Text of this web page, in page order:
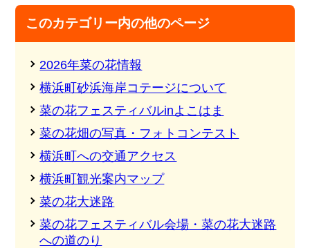
このカテゴリー内の他のページ
2026年菜の花情報
横浜町砂浜海岸コテージについて
菜の花フェスティバルinよこはま
菜の花畑の写真・フォトコンテスト
横浜町への交通アクセス
横浜町観光案内マップ
菜の花大迷路
菜の花フェスティバル会場・菜の花大迷路
への道のり